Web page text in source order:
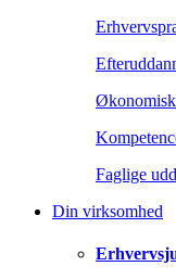
Økonomisk
Faglige
Din virksomhed